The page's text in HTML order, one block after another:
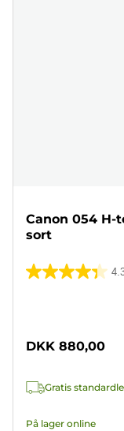
Canon 054
sort
4.3
stjerner.
anmeldelser
DKK 880,00
Gratis
På lager online